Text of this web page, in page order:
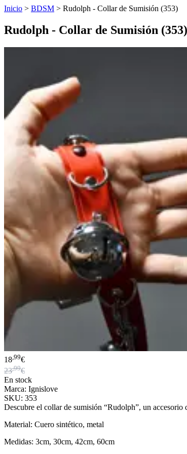
Inicio > BDSM > Rudolph - Collar de Sumisión (353)
Rudolph - Collar de Sumisión (353)
18 ,99€
23,99€
En stock
Marca: Ignislove
SKU: 353
Descubre el collar de sumisión “Rudolph”, un
Material: Cuero sintético, metal
Medidas: 3cm, 30cm, 42cm, 60cm